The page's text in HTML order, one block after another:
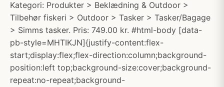
Kategori: Produkter > Beklædning & Outdoor >
Tilbehør fiskeri > Outdoor > Tasker > Tasker/Bagage
> Simms tasker. Pris: 749.00 kr. #html-body [data-
pb-style=MHTIKJN]{justify-content:flex-
start;display:flex;flex-direction:column;background-
position:left top;background-size:cover;background-
repeat:no-repeat;background-